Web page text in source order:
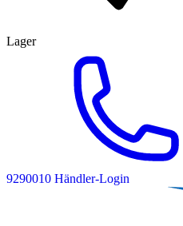
Lager
9290010 Händler-Login